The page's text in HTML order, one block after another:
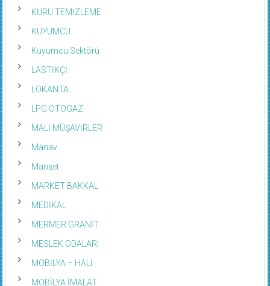
KURU TEMİZLEME
KUYUMCU
Kuyumcu Sektörü
LASTİKÇİ
LOKANTA
LPG OTOGAZ
MALİ MÜŞAVİRLER
Manav
Manşet
MARKET BAKKAL
MEDİKAL
MERMER GRANİT
MESLEK ODALARI
MOBİLYA – HALI
MOBİLYA İMALAT